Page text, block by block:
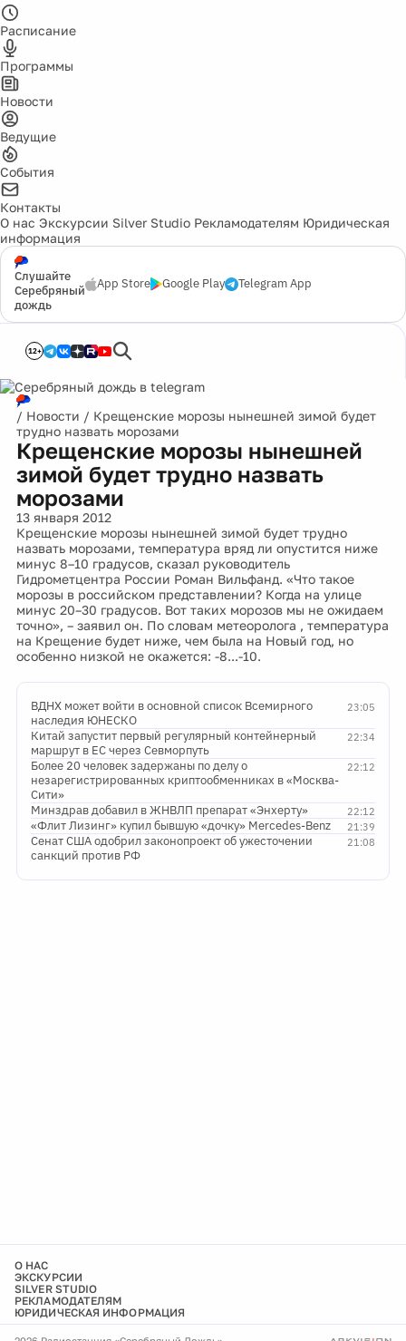
Расписание
Программы
Новости
Ведущие
События
Контакты
О нас Экскурсии Silver Studio Рекламодателям Юридическая
информация
Слушайте
Серебряный
дождь
App Store Google Play Telegram App
12+
/ Новости / Крещенские морозы нынешней зимой будет
трудно назвать морозами
Крещенские морозы нынешней
зимой будет трудно назвать
морозами
13 января 2012
Крещенские морозы нынешней зимой будет трудно
назвать морозами, температура вряд ли опустится ниже
минус 8–10 градусов, сказал руководитель
Гидрометцентра России Роман Вильфанд. «Что такое
морозы в российском представлении? Когда на улице
минус 20–30 градусов. Вот таких морозов мы не ожидаем
точно», – заявил он. По словам метеоролога , температура
на Крещение будет ниже, чем была на Новый год, но
особенно низкой не окажется: -8...-10.
23:05
ВДНХ может войти в основной список Всемирного
наследия ЮНЕСКО
22:34
Китай запустит первый регулярный контейнерный
маршрут в ЕС через Севморпуть
22:12
Более 20 человек задержаны по делу о
незарегистрированных криптообменниках в «Москва-
Сити»
22:12
Минздрав добавил в ЖНВЛП препарат «Энхерту»
21:39
«Флит Лизинг» купил бывшую «дочку» Mercedes-Benz
21:08
Сенат США одобрил законопроект об ужесточении
санкций против РФ
О НАС
ЭКСКУРСИИ
SILVER STUDIO
РЕКЛАМОДАТЕЛЯМ
ЮРИДИЧЕСКАЯ ИНФОРМАЦИЯ